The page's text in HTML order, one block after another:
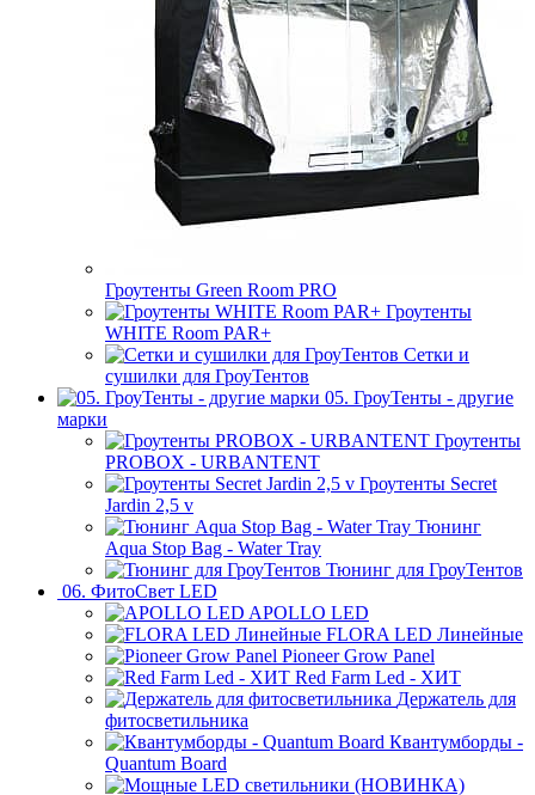
Гроутенты Green Room PRO
Гроутенты
WHITE Room PAR+
Сетки и
сушилки для ГроуТентов
05. ГроуТенты - другие
марки
Гроутенты
PROBOX - URBANTENT
Гроутенты Secret
Jardin 2,5 v
Тюнинг
Aqua Stop Bag - Water Tray
Тюнинг для ГроуТентов
06. ФитоСвет LED
APOLLO LED
FLORA LED Линейные
Pioneer Grow Panel
Red Farm Led - ХИТ
Держатель для
фитосветильника
Квантумборды -
Quantum Board